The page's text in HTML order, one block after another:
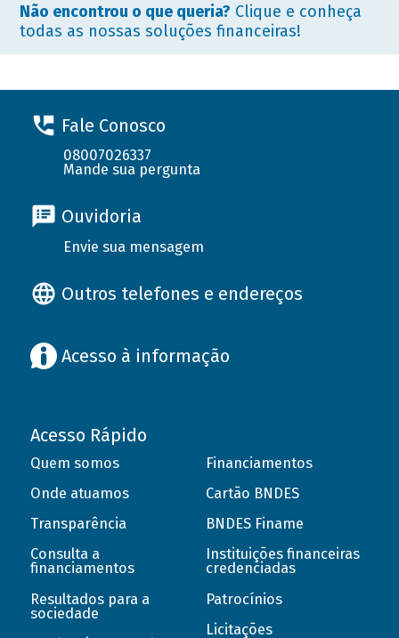
Não encontrou o que queria? Clique e conheça
todas as nossas soluções financeiras!
Fale Conosco
08007026337
Mande sua pergunta
Ouvidoria
Envie sua mensagem
Outros telefones e endereços
Acesso à informação
Acesso Rápido
Quem somos
Onde atuamos
Transparência
Consulta a
financiamentos
Resultados para a
sociedade
Financiamentos
Cartão BNDES
BNDES Finame
Instituições financeiras
credenciadas
Patrocínios
Licitações